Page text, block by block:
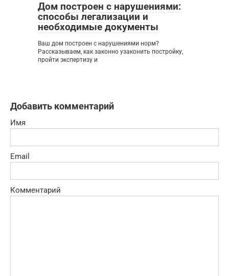
Дом построен с нарушениями:
способы легализации и
необходимые документы
Ваш дом построен с нарушениями норм?
Рассказываем, как законно узаконить постройку,
пройти экспертизу и
Добавить комментарий
Имя
Email
Комментарий